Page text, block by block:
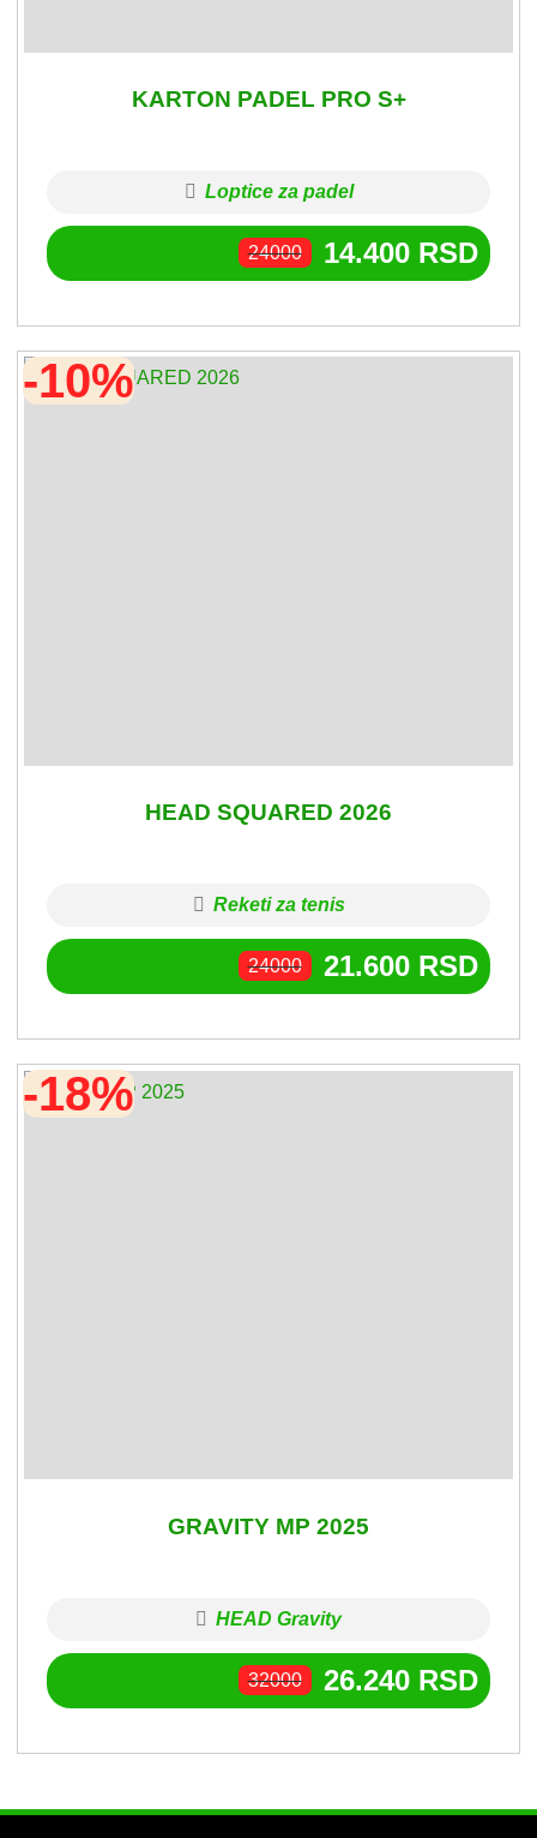
KARTON PADEL PRO S+
Loptice za padel
24000 14.400 RSD
HEAD SQUARED 2026
Reketi za tenis
24000 21.600 RSD
-10%
GRAVITY MP 2025
HEAD Gravity
32000 26.240 RSD
-18%